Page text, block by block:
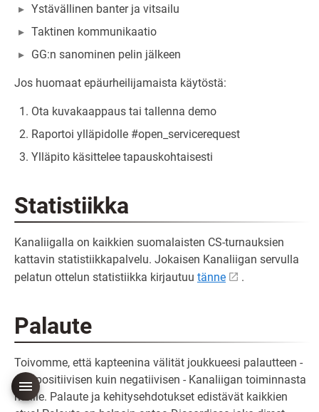
Ystävällinen banter ja vitsailu
Taktinen kommunikaatio
GG:n sanominen pelin jälkeen
Jos huomaat epäurheilijamaista käytöstä:
Ota kuvakaappaus tai tallenna demo
Raportoi ylläpidolle #open_servicerequest
Ylläpito käsittelee tapauskohtaisesti
Statistiikka
Kanaliigalla on kaikkien suomalaisten CS-turnauksien
kattavin statistiikkapalvelu. Jokaisen Kanaliigan servulla
pelatun ottelun statistiikka kirjautuu tänne .
Palaute
Toivomme, että kapteenina välität joukkueesi palautteen -
niin positiivisen kuin negatiivisen - Kanaliigan toiminnasta
meille. Palaute ja kehitysehdotukset edistävät kaikkien